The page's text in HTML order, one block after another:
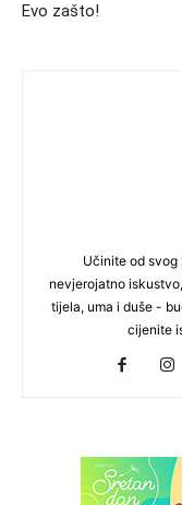
Evo zašto!
Učinite od
nevjerojatno
tijela, uma i duše -
cijenite